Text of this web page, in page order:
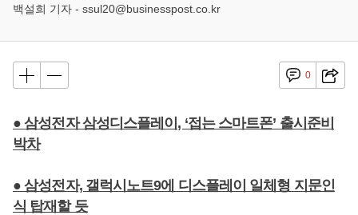
백설희 기자 - ssul20@businesspost.co.kr
0
● 삼성전자 삼성디스플레이, ‘접는 스마트폰’ 출시준비
박차
● 삼성전자, 갤럭시노트9에 디스플레이 일체형 지문인
식 탑재할 듯